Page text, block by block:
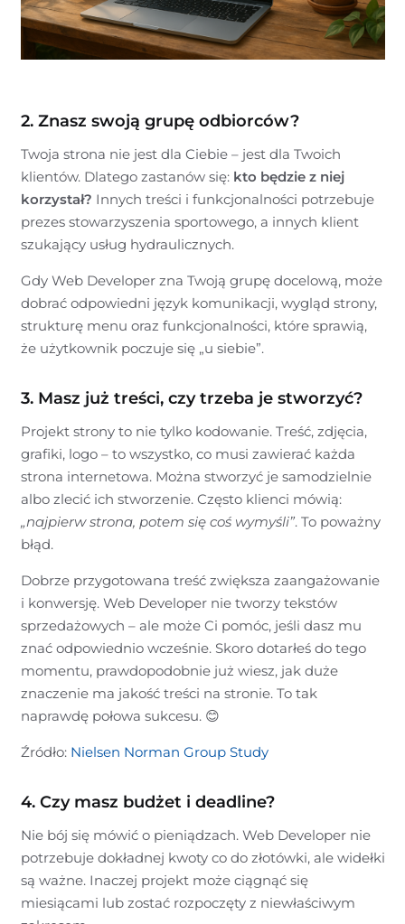
2. Znasz swoją grupę odbiorców?
Twoja strona nie jest dla Ciebie – jest dla Twoich
klientów. Dlatego zastanów się: kto będzie z niej
korzystał? Innych treści i funkcjonalności potrzebuje
prezes stowarzyszenia sportowego, a innych klient
szukający usług hydraulicznych.
Gdy Web Developer zna Twoją grupę docelową, może
dobrać odpowiedni język komunikacji, wygląd strony,
strukturę menu oraz funkcjonalności, które sprawią,
że użytkownik poczuje się „u siebie”.
3. Masz już treści, czy trzeba je stworzyć?
Projekt strony to nie tylko kodowanie. Treść, zdjęcia,
grafiki, logo – to wszystko, co musi zawierać każda
strona internetowa. Można stworzyć je samodzielnie
albo zlecić ich stworzenie. Często klienci mówią:
„najpierw strona, potem się coś wymyśli”. To poważny
błąd.
Dobrze przygotowana treść zwiększa zaangażowanie
i konwersję. Web Developer nie tworzy tekstów
sprzedażowych – ale może Ci pomóc, jeśli dasz mu
znać odpowiednio wcześnie. Skoro dotarłeś do tego
momentu, prawdopodobnie już wiesz, jak duże
znaczenie ma jakość treści na stronie. To tak
naprawdę połowa sukcesu. 😊
Źródło: Nielsen Norman Group Study
4. Czy masz budżet i deadline?
Nie bój się mówić o pieniądzach. Web Developer nie
potrzebuje dokładnej kwoty co do złotówki, ale widełki
są ważne. Inaczej projekt może ciągnąć się
miesiącami lub zostać rozpoczęty z niewłaściwym